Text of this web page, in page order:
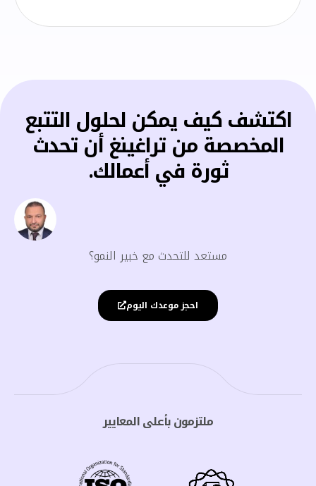
اكتشف كيف يمكن لحلول التتبع
المخصصة من تراغينغ أن تحدث
ثورة في أعمالك.
مستعد للتحدث مع خبير النمو؟
احجز موعدك اليوم
ملتزمون بأعلى المعايير